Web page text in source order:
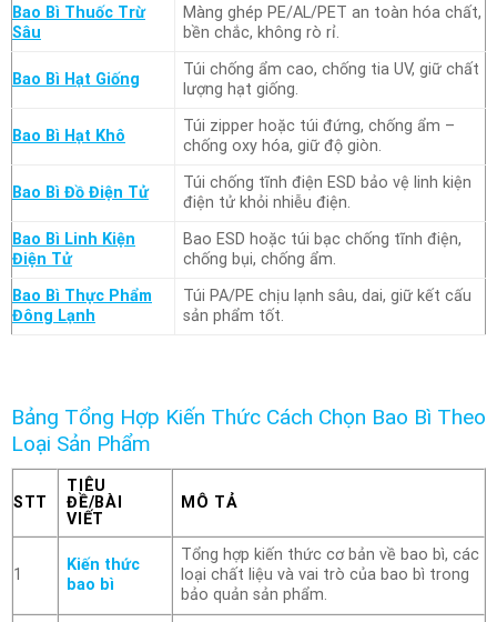
Bao Bì Thuốc Trừ
Sâu
Màng ghép PE/AL/PET an toàn hóa chất,
bền chắc, không rò rỉ.
Bao Bì Hạt Giống
Túi chống ẩm cao, chống tia UV, giữ chất
lượng hạt giống.
Bao Bì Hạt Khô
Túi zipper hoặc túi đứng, chống ẩm –
chống oxy hóa, giữ độ giòn.
Bao Bì Đồ Điện Tử
Túi chống tĩnh điện ESD bảo vệ linh kiện
điện tử khỏi nhiễu điện.
Bao Bì Linh Kiện
Điện Tử
Bao ESD hoặc túi bạc chống tĩnh điện,
chống bụi, chống ẩm.
Bao Bì Thực Phẩm
Đông Lạnh
Túi PA/PE chịu lạnh sâu, dai, giữ kết cấu
sản phẩm tốt.
Bảng Tổng Hợp Kiến Thức Cách Chọn Bao Bì Theo
Loại Sản Phẩm
STT
TIÊU
ĐỀ/BÀI
VIẾT
MÔ TẢ
1
Kiến thức
bao bì
Tổng hợp kiến thức cơ bản về bao bì, các
loại chất liệu và vai trò của bao bì trong
bảo quản sản phẩm.